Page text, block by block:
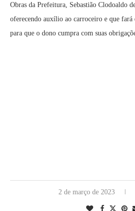
Obras da Prefeitura, Sebastião Clodoaldo
oferecendo auxílio ao carroceiro e que
para que o dono cumpra com suas
2 de março de 2023